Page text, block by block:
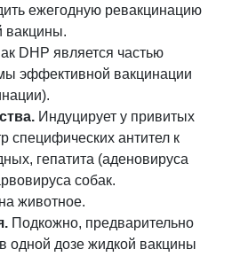
ежегодную ревакцинацию
вакцины.
DHP является частью
эффективной вакцинации
Индуцирует у привитых
специфических антител к
гепатита (аденовируса
собак.
животное.
Подкожно, предварительно
одной дозе жидкой вакцины